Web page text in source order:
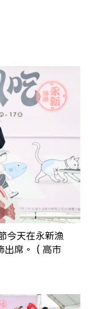
今天在永新漁
出席。（高市